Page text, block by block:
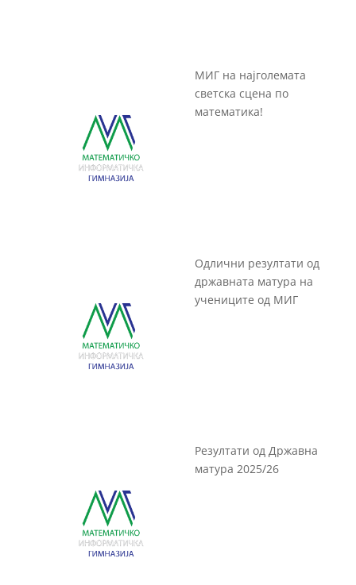
МИГ на најголемата
светска сцена по
математика!
Одлични резултати од
државната матура на
учениците од МИГ
Резултати од Државна
матура 2025/26